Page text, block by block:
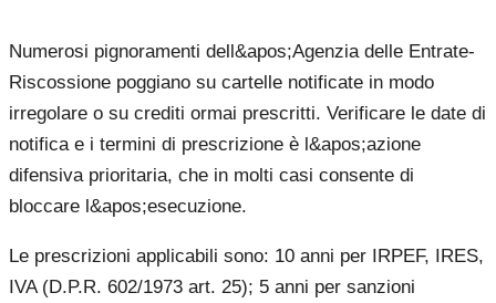
Numerosi pignoramenti dell&apos;Agenzia delle Entrate-
Riscossione poggiano su cartelle notificate in modo
irregolare o su crediti ormai prescritti. Verificare le date di
notifica e i termini di prescrizione è l&apos;azione
difensiva prioritaria, che in molti casi consente di
bloccare l&apos;esecuzione.
Le prescrizioni applicabili sono: 10 anni per IRPEF, IRES,
IVA (D.P.R. 602/1973 art. 25); 5 anni per sanzioni